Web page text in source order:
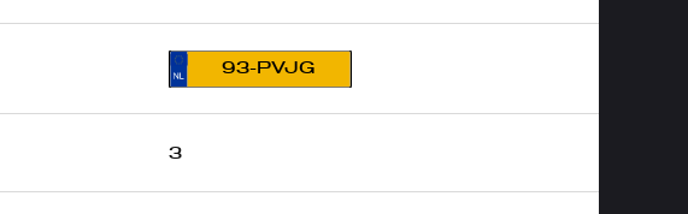
93-PVJG
3